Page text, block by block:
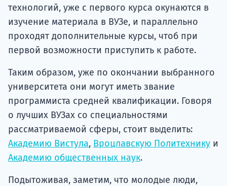
технологий, уже с первого курса окунаются в
изучение материала в ВУЗе, и параллельно
проходят дополнительные курсы, чтоб при
первой возможности приступить к работе.
Таким образом, уже по окончании выбранного
университета они могут иметь звание
программиста средней квалификации. Говоря
о лучших ВУЗах со специальностями
рассматриваемой сферы, стоит выделить:
Академию Вистула, Вроцлавскую Политехнику и
Академию общественных наук.
Подытоживая, заметим, что молодые люди,